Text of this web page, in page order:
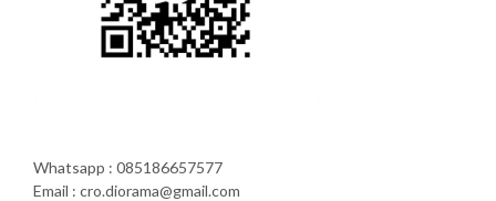
Whatsapp : 085186657577
Email : cro.diorama@gmail.com